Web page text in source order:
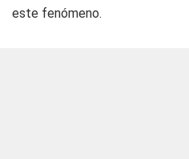
este fenómeno.